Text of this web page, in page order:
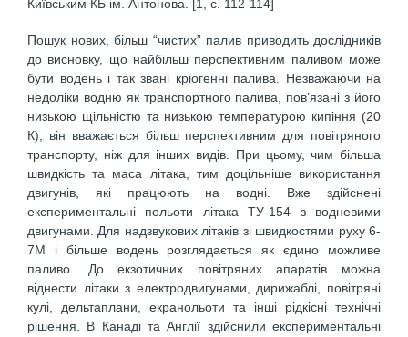
Київським КБ ім. Антонова. [1, c. 112-114]
Пошук нових, більш “чистих” палив приводить дослідників
до висновку, що найбільш перспективним паливом може
бути водень і так звані кріогенні палива. Незважаючи на
недоліки водню як транспортного палива, пов’язані з його
низькою щільністю та низькою температурою кипіння (20
К), він вважається більш перспективним для повітряного
транспорту, ніж для інших видів. При цьому, чим більша
швидкість та маса літака, тим доцільніше використання
двигунів, які працюють на водні. Вже здійснені
експериментальні польоти літака ТУ-154 з водневими
двигунами. Для надзвукових літаків зі швидкостями руху 6-
7М і більше водень розглядається як єдино можливе
паливо. До екзотичних повітряних апаратів можна
віднести літаки з електродвигунами, дирижаблі, повітряні
кулі, дельтаплани, екранольоти та інші рідкісні технічні
рішення. В Канаді та Англії здійснили експериментальні